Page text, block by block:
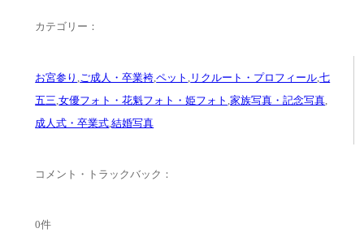
カテゴリー：
お宮参り ,ご成人・卒業袴,ペット , リクルート・プロフィール,七
五三,女優フォト・花魁フォト・姫フォト ,家族写真・記念写真,
成人式・卒業式,結婚写真
コメント・トラックバック：
0件